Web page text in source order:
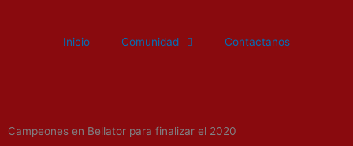
Inicio Comunidad Contactanos
Campeones en Bellator para finalizar el 2020